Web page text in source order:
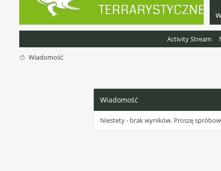
Activity Stream
Wiadomość
Wiadomość
Niestety - brak wyników. Proszę